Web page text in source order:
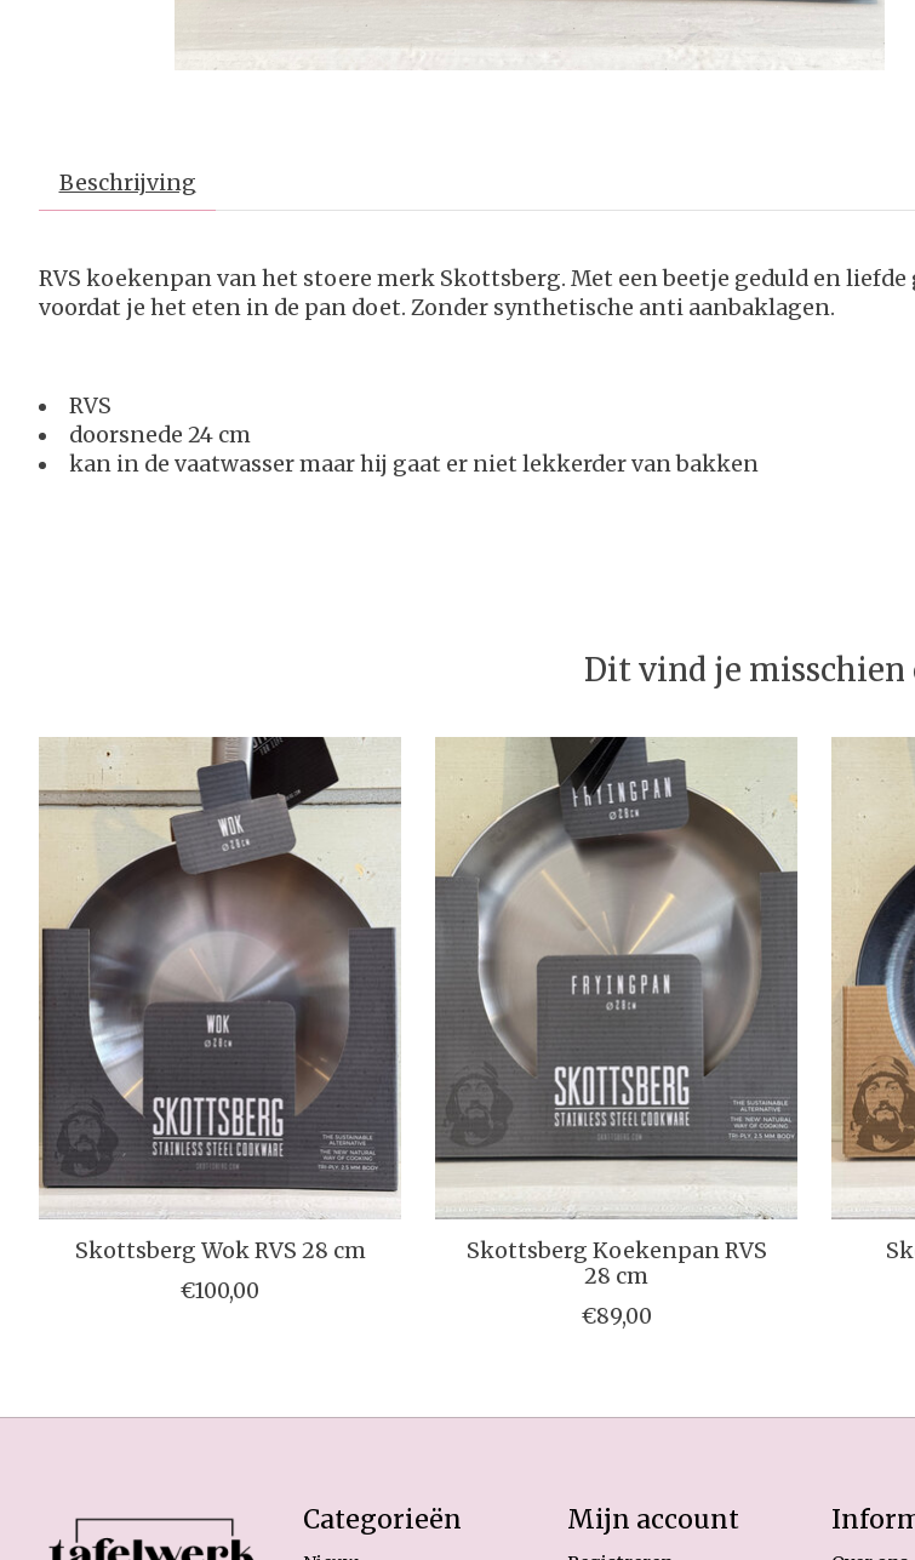
Beschrijving
RVS koekenpan van het stoere merk Skottsberg. Met een beetje geduld en
voordat je het eten in de pan doet. Zonder synthetische anti aanbaklagen.
RVS
doorsnede 24 cm
kan in de vaatwasser maar hij gaat er niet lekkerder van bakken
Dit vind je misschien
Items van productcarrousel
Skottsberg Wok RVS 28 cm
€100,00
Skottsberg Koekenpan RVS
28 cm
€89,00
Categorieën Mijn account